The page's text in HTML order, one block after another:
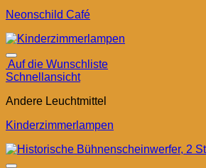
Neonschild Café
Auf die Wunschliste
Schnellansicht
Andere Leuchtmittel
Kinderzimmerlampen